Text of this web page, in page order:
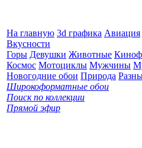
На главную 3d графика Авиация
Вкусности
Горы Девушки Животные
Космос Мотоциклы Мужчины
Новогодние обои Природа
Широкоформатные обои
Поиск по коллекции
Прямой эфир